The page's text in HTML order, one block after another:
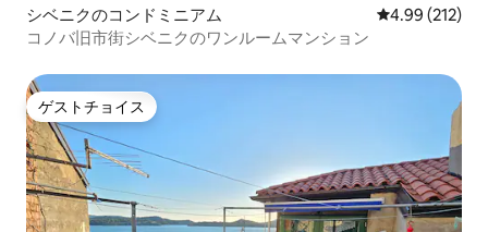
シベニクのコンドミニアム レビュー212
4.99 (212)
コノバ旧市街シベニクのワンルームマンション
ゲストチョイス
ゲストチョイス